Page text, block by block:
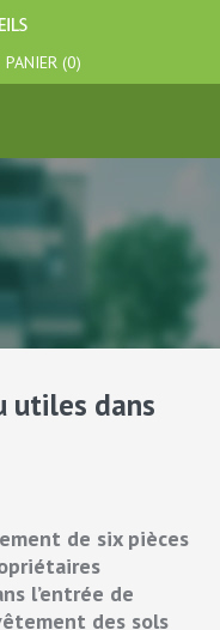
PANIER (0)
utiles dans
de six pièces
l’entrée de
des sols